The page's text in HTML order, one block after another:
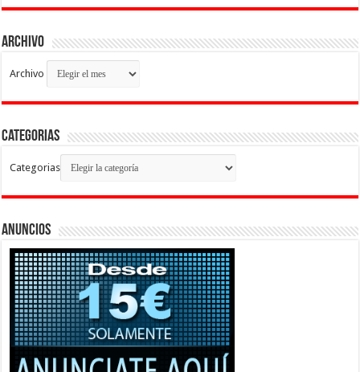
Archivo
Archivo
Categorias
Categorias
Anuncios